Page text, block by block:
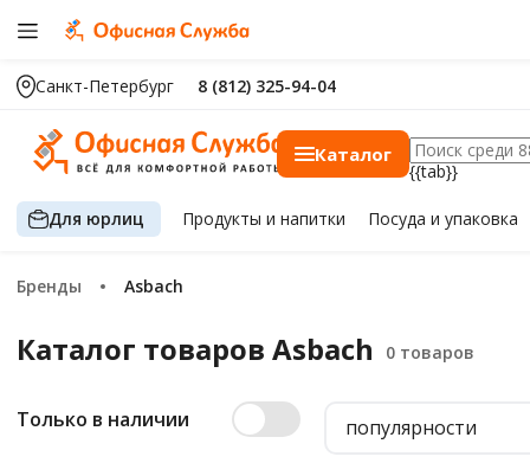
Санкт-Петербург 8 (812) 325-94-04
Каталог
{{tab}}
Для юрлиц Продуктыи напитки Посуда и упаковка
Бренды Asbach
Каталог товаров Asbach
Только в наличии популярности